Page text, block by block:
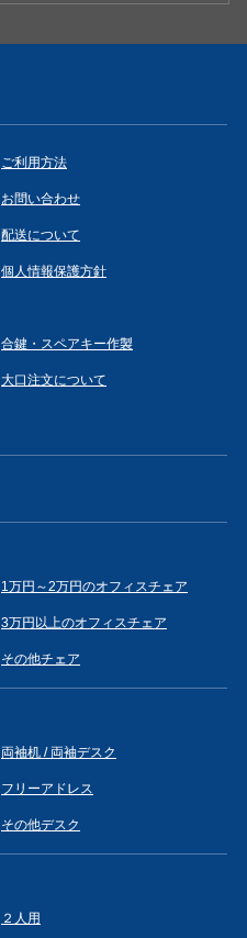
ご利用方法
お問い合わせ
配送について
個人情報保護方針
合鍵・スペアキー作製
大口注文について
1万円～2万円のオフィスチェア
3万円以上のオフィスチェア
その他チェア
両袖机 / 両袖デスク
フリーアドレス
その他デスク
２人用